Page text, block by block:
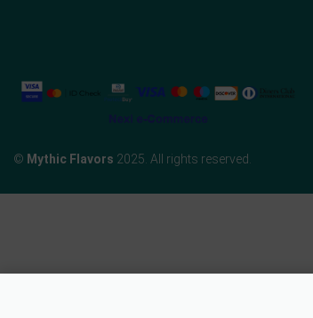
© Mythic Flavors 2025. All rights reserved.